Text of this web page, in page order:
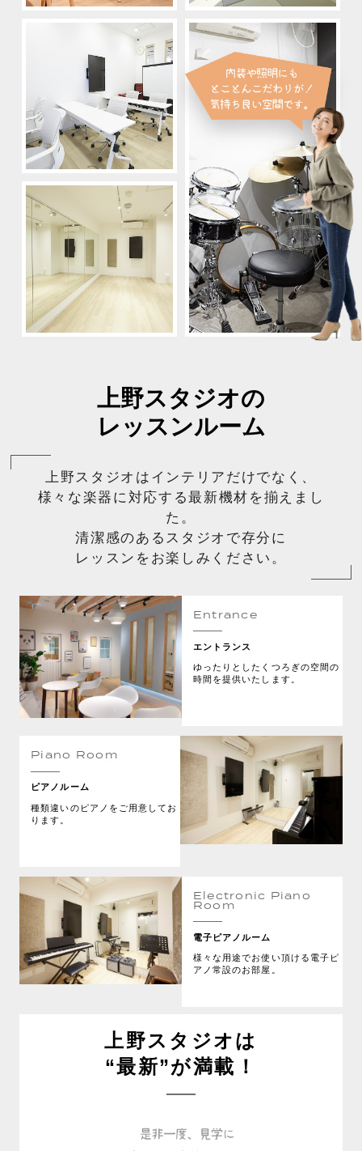
上野スタジオの
レッスンルーム
上野スタジオはインテリアだけでなく、
様々な楽器に対応する最新機材を揃えまし
た。
清潔感のあるスタジオで存分に
レッスンをお楽しみください。
Entrance
エントランス
ゆったりとしたくつろぎの空間の
時間を提供いたします。
Piano Room
ピアノルーム
種類違いのピアノをご用意してお
ります。
Electronic Piano
Room
電子ピアノルーム
様々な用途でお使い頂ける電子ピ
アノ常設のお部屋。
上野スタジオは
“最新”が満載！